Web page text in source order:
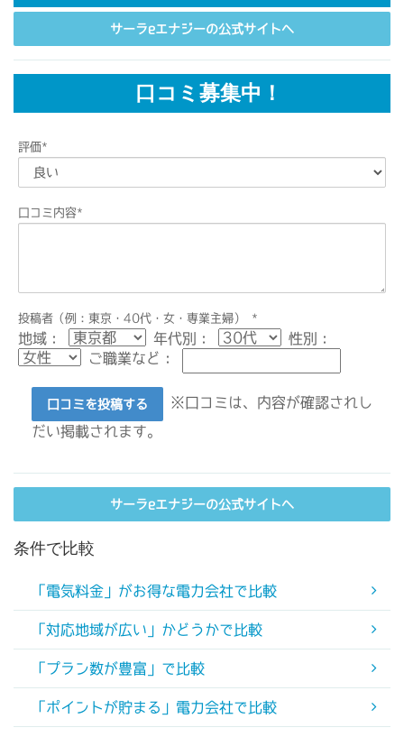
サーラeエナジーの公式サイトへ
口コミ募集中！
評価*
口コミ内容*
投稿者（例：東京・40代・女・専業主婦） *
地域： 年代別：
性別：
ご職業など：
口コミを投稿する
※口コミは、内容が確認されし
だい掲載されます。
サーラeエナジーの公式サイトへ
条件で比較
「電気料金」がお得な電力会社で比較
「対応地域が広い」かどうかで比較
「プラン数が豊富」で比較
「ポイントが貯まる」電力会社で比較